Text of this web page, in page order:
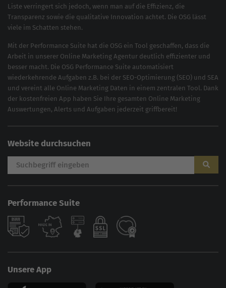
Liste verringert sich jedoch, wenn man auf die Effizienz, die
Transparenz sowie die qualitative Innovation achtet. Die OSG lässt
viele im Schatten stehen.
Mit der Performance Suite hat die OSG ein Tool geschaffen, dass die
Arbeit in unserer Online Marketing Agentur deutlich effizienter und
besser macht. Die OSG Performance Suite automatisiert
wiederkehrende Aufgaben z.B. bei der SEO-Optimierung (SEO) und SEA
und vereint alle Online Marketing Daten in einem zentralen Tool. Dank
der kostenfreien App haben Sie Ihre gesamten Online Marketing
Auswertungen, Alerts und Aufgaben jederzeit griffbereit!
Website durchsuchen
Performance Suite
Unsere App